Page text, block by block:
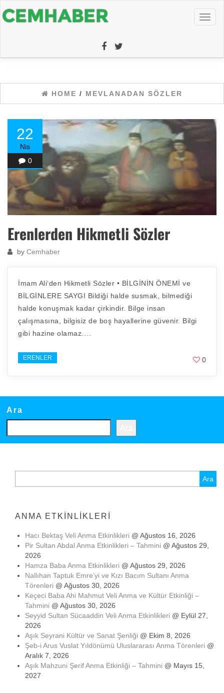
HOME / MEVLANADAN SÖZLER
22
Nis
0
Erenlerden Hikmetli Sözler
by Cemhaber
İmam Ali‘den Hikmetli Sözler • BİLGİNİN ÖNEMİ ve
BİLGİNLERE SAYGI Bildiği halde susmak, bilmediği
halde konuşmak kadar çirkindir. Bilge insan
çalışmasına, bilgisiz de boş hayallerine güvenir. Bilgi
gibi hazine olamaz.…
ERENLER 0
Ara
ANMA ETKINLIKLERI
Hacı Bektaş Veli Anma Etkinlikleri @ Ağustos 16, 2026
Pir Sultan Abdal Anma Etkinlikleri – Tahmini @ Ağustos 29,
2026
Hamza Baba Anma Etkinlikleri @ Ağustos 29, 2026
Nallıhan Taptuk Emre’yi ve Kızı Bacım Sultanı Anma
Törenleri @ Ağustos 30, 2026
Keçeci Baba Ahi Mahmut Veli Anma ve Kültür Etkinliği –
Tahmini @ Ağustos 30, 2026
Seyyid Sultan Sücaaddin Veli Anma Etkinlikleri @ Eylül 27,
2026
Aşık Seyrani Kültür ve Sanat Şenliği @ Ekim 8, 2026
Şeb-i Arus Vuslat Yıldönümü Uluslararası Anma Törenleri @
Aralık 7, 2026
Aşık Mahzuni Şerif Anma Etkinliği – Tahmini @ Mayıs 15,
2027